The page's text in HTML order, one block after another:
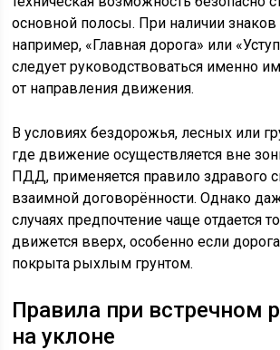
основной полосы. При наличии знаков
например, «Главная дорога» или
следует руководствоваться именно
от направления движения.
В условиях бездорожья, лесных или
где движение осуществляется вне
ПДД, применяется правило здравого
взаимной договорённости. Однако
случаях предпочтение чаще отдается
движется вверх, особенно если
покрыта рыхлым грунтом.
Правила при встречном
на уклоне